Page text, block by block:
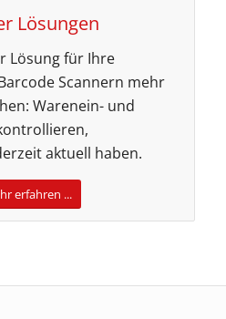
Lösungen
Lösung für Ihre
Scannern mehr
Warenein- und
aktuell haben.
erfahren ...